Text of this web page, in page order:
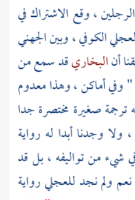
، وقع الاشتراك في
الكوفي، وبينالجهني
أنالبخاريقد سمع من
" وفي أماكن ، وهذا معدوم
ترجمة صغيرة مختصرة جدا
ولا وجدنا أبدا له رواية
شيء من تواليفه ، بل قد
ولم نجدللعجليرواية